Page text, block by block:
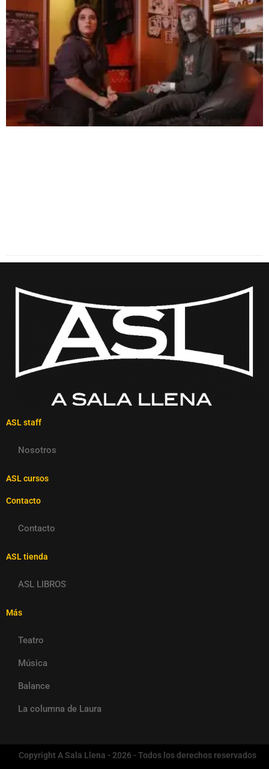
ASL staff
Nosotros
ASL cursos
Contacto
Contacto
ASL tienda
ASL LIBROS
Más
Teatro
Música
Balance
La columna de Laura
Copyright A Sala Llena - 2026 - Todos los derechos reservados